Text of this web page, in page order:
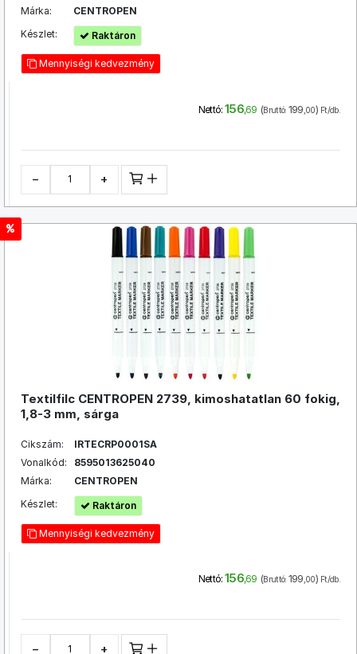
Márka:
CENTROPEN
Készlet:
Raktáron
Mennyiségi kedvezmény
Nettó: 156,69 (Bruttó: 199,00) Ft/db.
− +
Textilfilc CENTROPEN 2739, kimoshatatlan 60 fokig,
1,8-3 mm, sárga
Cikszám:
IRTECRP0001SA
Vonalkód:
8595013625040
Márka:
CENTROPEN
Készlet:
Raktáron
Mennyiségi kedvezmény
Nettó: 156,69 (Bruttó: 199,00) Ft/db.
− +